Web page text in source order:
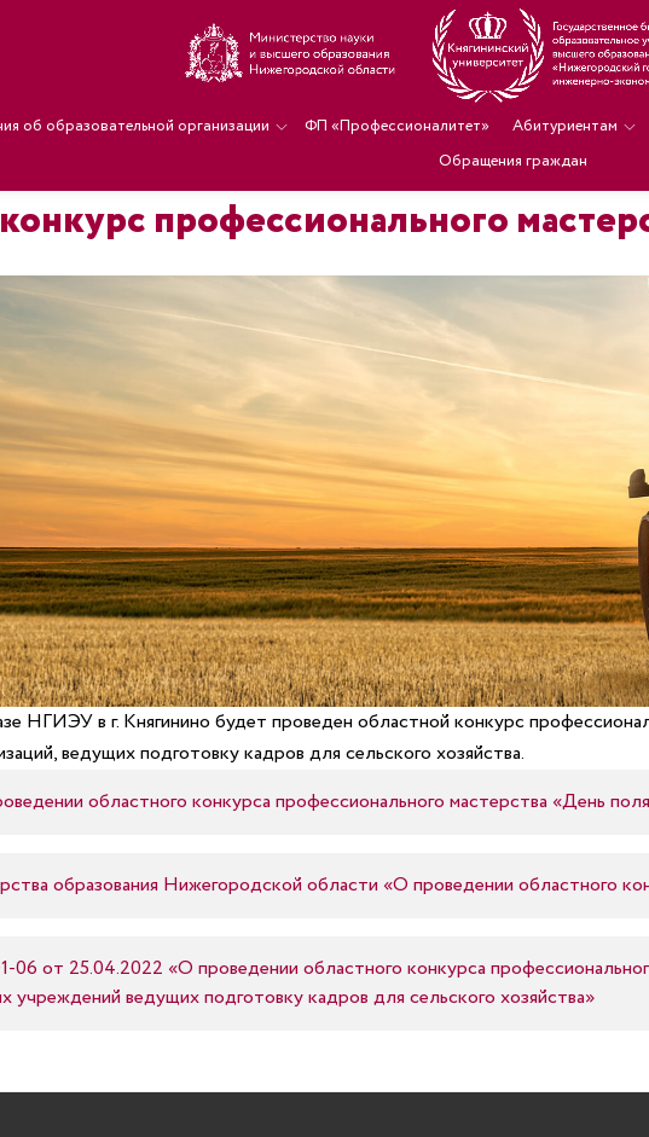
об образовательной организации ФП «Профессионалитет» Абитуриентам
Обращения граждан
профессионального
НГИЭУ в г. Княгинино будет проведен областной конкурс
ведущих подготовку кадров для сельского хозяйства.
областного конкурса профессионального мастерства «День
образования Нижегородской области «О проведении областного
от 25.04.2022 «О проведении областного конкурса
учреждений ведущих подготовку кадров для сельского хозяйства»